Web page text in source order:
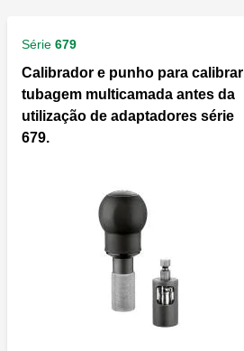
Série 679
Calibrador e punho para calibrar
tubagem multicamada antes da
utilização de adaptadores série
679.